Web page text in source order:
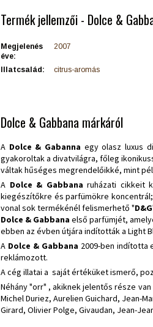
Termék jellemzői - Dolce &
Megjelenés
éve:
2007
Illatcsalád: citrus-aromás
Dolce & Gabbana márkáról
A Dolce & Gabanna egy olasz luxus
gyakoroltak a divatvilágra, főleg
váltak hűséges megrendelőikké, mint
A Dolce & Gabbana ruházati cikkeit
kiegészítőkre és parfümökre
vonal sok termékénél felismerhető "D&G
Dolce & Gabbana első parfümjét,
ebben az évben útjára indították a Light
A Dolce & Gabbana 2009-ben
reklámozott.
A cég illatai a saját értéküket ismerő,
Néhány "orr" , akiknek jelentős része
Michel Duriez, Aurelien Guichard, Jean-
Girard, Olivier Polge, Givaudan, Jean-